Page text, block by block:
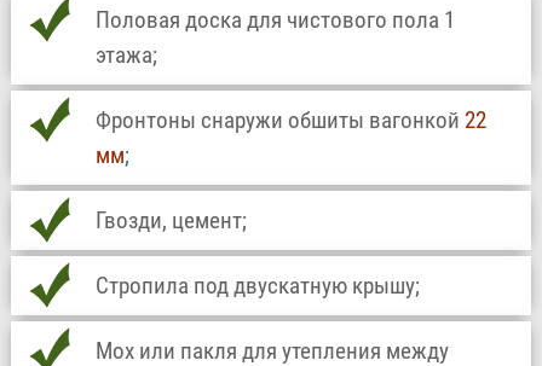
Половая доска для чистового пола 1
этажа;
Фронтоны снаружи обшиты вагонкой 22
мм;
Гвозди, цемент;
Стропила под двускатную крышу;
Мох или пакля для утепления между